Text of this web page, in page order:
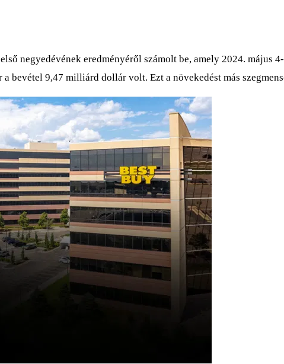
negyedévének eredményéről számolt be, amely 2024.
bevétel 9,47 milliárd dollár volt. Ezt a növekedést más